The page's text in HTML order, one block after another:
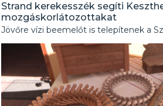
Strand kerekesszék segíti
mozgáskorlátozottakat
Jövőre vízi beemelőt is telepítenek a